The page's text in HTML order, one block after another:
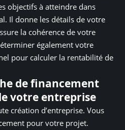
objectifs à atteindre dans
Il donne les détails de votre
la cohérence de votre
également votre
pour calculer la rentabilité de
de financement
votre entreprise
création d’entreprise. Vous
pour votre projet.